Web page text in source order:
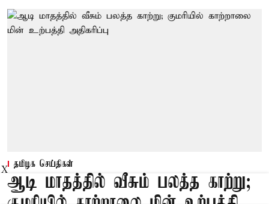
தமிழக செய்திகள்
ஆடி மாதத்தில் வீசும் பலத்த காற்று;
X